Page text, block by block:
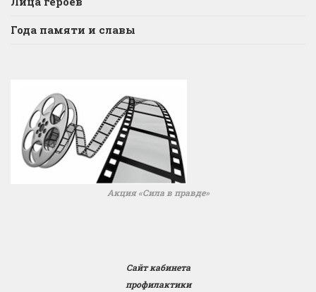
Года памяти и славы
Акция «Сила в правде»
Сайт кабинета
профилактики